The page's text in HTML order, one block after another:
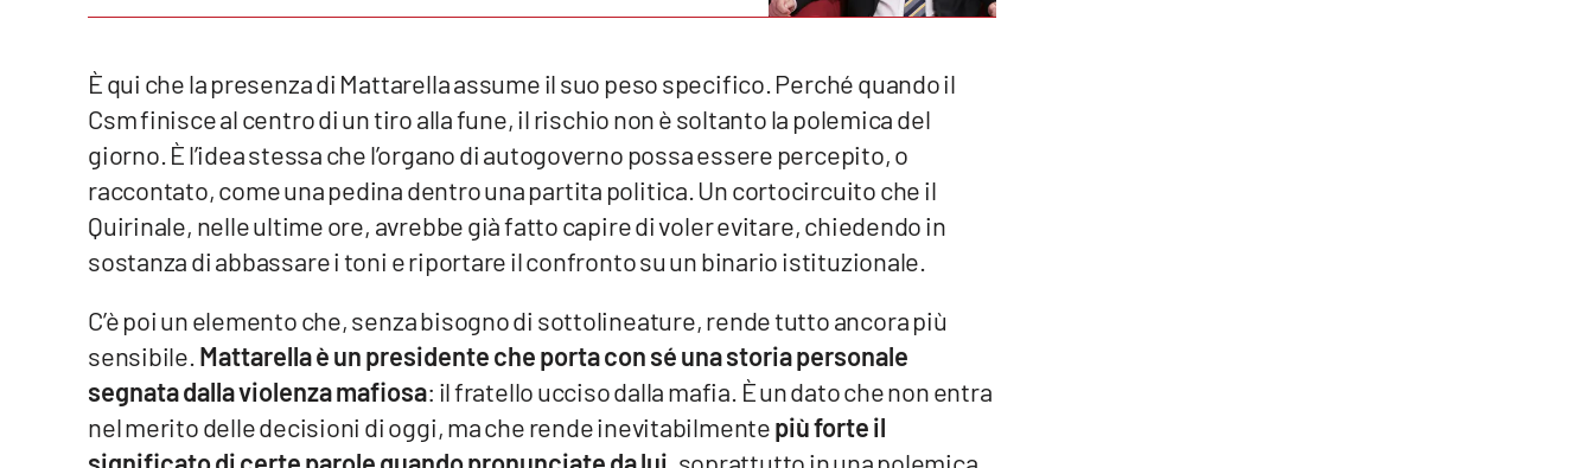
Note legaliÈ qui che la presenza di Mattarella assume il suo peso specifico. Perché quando il
Csm finisce al centro di un tiro alla fune, il rischio non è soltanto la polemica del
giorno. È l’idea stessa che l’organo di autogoverno possa essere percepito, o
raccontato, come una pedina dentro una partita politica. Un cortocircuito che il
Quirinale, nelle ultime ore, avrebbe già fatto capire di voler evitare, chiedendo in
sostanza di abbassare i toni e riportare il confronto su un binario istituzionale.
C’è poi un elemento che, senza bisogno di sottolineature, rende tutto ancora più
sensibile. Mattarella è un presidente che porta con sé una storia personale
segnata dalla violenza mafiosa: il fratello ucciso dalla mafia. È un dato che non entra
nel merito delle decisioni di oggi, ma che rende inevitabilmentepiù forte il